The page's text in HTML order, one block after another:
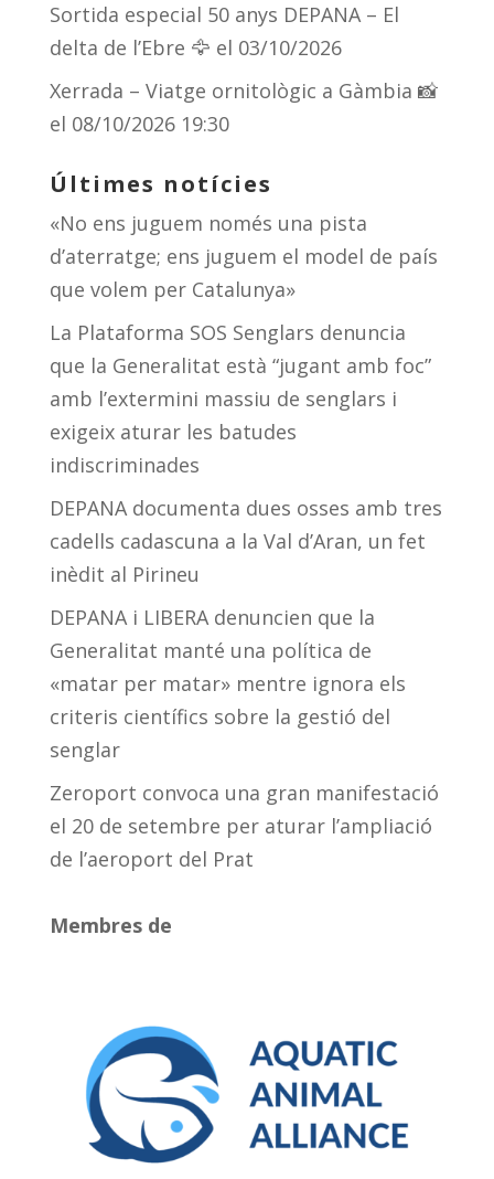
Sortida especial 50 anys DEPANA – El
delta de l’Ebre 🦅 el 03/10/2026
Xerrada – Viatge ornitològic a Gàmbia 📸
el 08/10/2026 19:30
Últimes notícies
«No ens juguem només una pista
d’aterratge; ens juguem el model de país
que volem per Catalunya»
La Plataforma SOS Senglars denuncia
que la Generalitat està “jugant amb foc”
amb l’extermini massiu de senglars i
exigeix aturar les batudes
indiscriminades
DEPANA documenta dues osses amb tres
cadells cadascuna a la Val d’Aran, un fet
inèdit al Pirineu
DEPANA i LIBERA denuncien que la
Generalitat manté una política de
«matar per matar» mentre ignora els
criteris científics sobre la gestió del
senglar
Zeroport convoca una gran manifestació
el 20 de setembre per aturar l’ampliació
de l’aeroport del Prat
Membres de